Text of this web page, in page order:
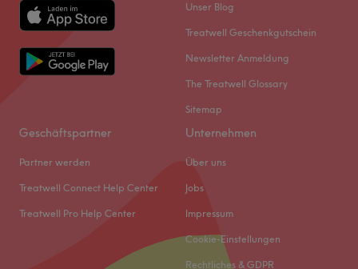
Unser Blog
Treatwell Geschenkgutschein
Newsletter Anmeldung
The Treatwell Glossary
Sitemap
Geschäftspartner
Partner werden
Treatwell Connect Help Center
Treatwell Pro Help Center
Unternehmen
Über uns
Jobs
Impressum
Cookie-Einstellungen
Rechtliches & GDPR